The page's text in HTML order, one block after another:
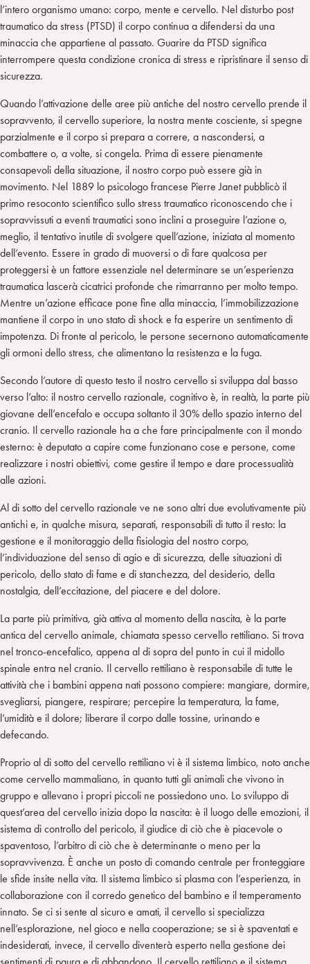
l’intero organismo umano: corpo, mente e cervello. Nel disturbo post
traumatico da stress (PTSD) il corpo continua a difendersi da una
minaccia che appartiene al passato. Guarire da PTSD significa
interrompere questa condizione cronica di stress e ripristinare il senso di
sicurezza.
Quando l’attivazione delle aree più antiche del nostro cervello prende il
sopravvento, il cervello superiore, la nostra mente cosciente, si spegne
parzialmente e il corpo si prepara a correre, a nascondersi, a
combattere o, a volte, si congela. Prima di essere pienamente
consapevoli della situazione, il nostro corpo può essere già in
movimento. Nel 1889 lo psicologo francese Pierre Janet pubblicò il
primo resoconto scientifico sullo stress traumatico riconoscendo che i
sopravvissuti a eventi traumatici sono inclini a proseguire l’azione o,
meglio, il tentativo inutile di svolgere quell’azione, iniziata al momento
dell’evento. Essere in grado di muoversi o di fare qualcosa per
proteggersi è un fattore essenziale nel determinare se un’esperienza
traumatica lascerà cicatrici profonde che rimarranno per molto tempo.
Mentre un’azione efficace pone fine alla minaccia, l’immobilizzazione
mantiene il corpo in uno stato di shock e fa esperire un sentimento di
impotenza. Di fronte al pericolo, le persone secernono automaticamente
gli ormoni dello stress, che alimentano la resistenza e la fuga.
Secondo l’autore di questo testo il nostro cervello si sviluppa dal basso
verso l’alto: il nostro cervello razionale, cognitivo è, in realtà, la parte più
giovane dell’encefalo e occupa soltanto il 30% dello spazio interno del
cranio. Il cervello razionale ha a che fare principalmente con il mondo
esterno: è deputato a capire come funzionano cose e persone, come
realizzare i nostri obiettivi, come gestire il tempo e dare processualità
alle azioni.
Al di sotto del cervello razionale ve ne sono altri due evolutivamente più
antichi e, in qualche misura, separati, responsabili di tutto il resto: la
gestione e il monitoraggio della fisiologia del nostro corpo,
l’individuazione del senso di agio e di sicurezza, delle situazioni di
pericolo, dello stato di fame e di stanchezza, del desiderio, della
nostalgia, dell’eccitazione, del piacere e del dolore.
La parte più primitiva, già attiva al momento della nascita, è la parte
antica del cervello animale, chiamata spesso cervello rettiliano. Si trova
nel tronco-encefalico, appena al di sopra del punto in cui il midollo
spinale entra nel cranio. Il cervello rettiliano è responsabile di tutte le
attività che i bambini appena nati possono compiere: mangiare, dormire,
svegliarsi, piangere, respirare; percepire la temperatura, la fame,
l’umidità e il dolore; liberare il corpo dalle tossine, urinando e
defecando.
Proprio al di sotto del cervello rettiliano vi è il sistema limbico, noto anche
come cervello mammaliano, in quanto tutti gli animali che vivono in
gruppo e allevano i propri piccoli ne possiedono uno. Lo sviluppo di
quest’area del cervello inizia dopo la nascita: è il luogo delle emozioni, il
sistema di controllo del pericolo, il giudice di ciò che è piacevole o
spaventoso, l’arbitro di ciò che è determinante o meno per la
sopravvivenza. È anche un posto di comando centrale per fronteggiare
le sfide insite nella vita. Il sistema limbico si plasma con l’esperienza, in
collaborazione con il corredo genetico del bambino e il temperamento
innato. Se ci si sente al sicuro e amati, il cervello si specializza
nell’esplorazione, nel gioco e nella cooperazione; se si è spaventati e
indesiderati, invece, il cervello diventerà esperto nella gestione dei